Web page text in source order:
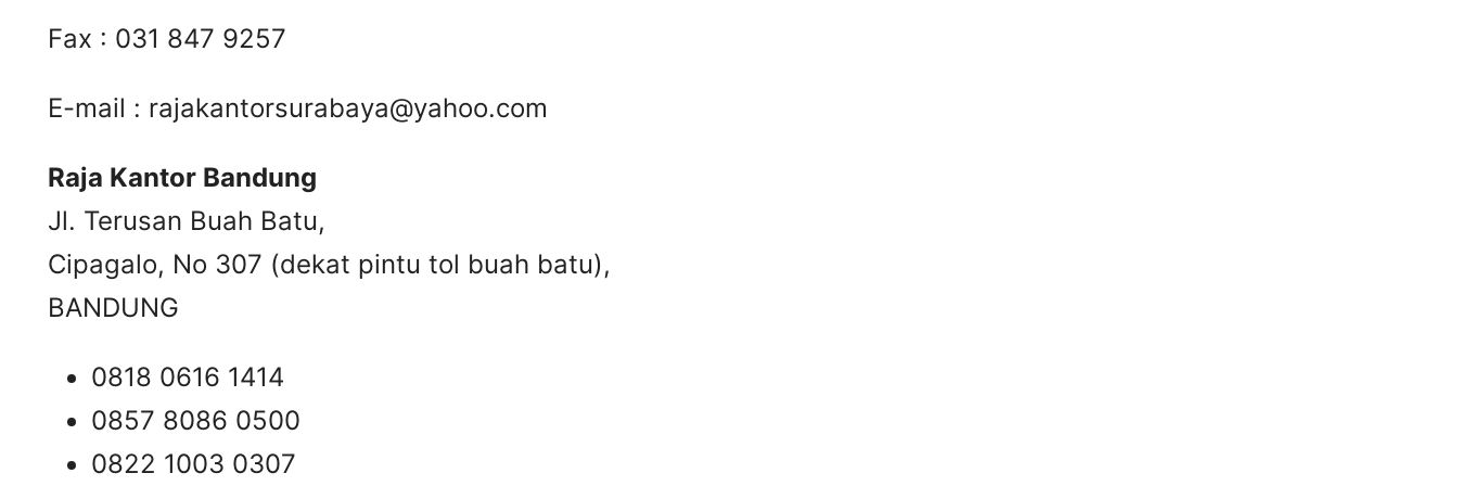
Fax : 031 847 9257
E-mail : rajakantorsurabaya@yahoo.com
Raja Kantor Bandung
Jl. Terusan Buah Batu,
Cipagalo, No 307 (dekat pintu tol buah batu),
BANDUNG
0818 0616 1414
0857 8086 0500
0822 1003 0307